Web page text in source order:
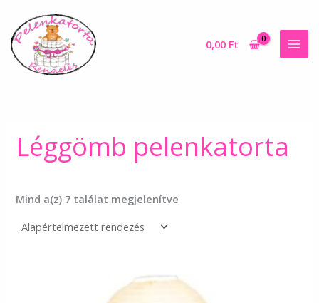
content
0,00 Ft
Léggömb pelenkatorta
Mind a(z) 7 találat megjelenítve